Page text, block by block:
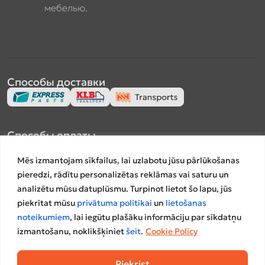
Mēs izmantojam sīkfailus, lai uzlabotu jūsu pārlūkošanas
pieredzi, rādītu personalizētas reklāmas vai saturu un
analizētu mūsu datuplūsmu. Turpinot lietot šo lapu, jūs
piekrītat mūsu privātuma politikai un lietošanas
noteikumiem, lai iegūtu plašāku informāciju par sīkdatņu
izmantošanu, noklikšķinietšeit. Cookie Policy
мебелью.
Способы доставки
Способы оплаты
Платформы сравнения